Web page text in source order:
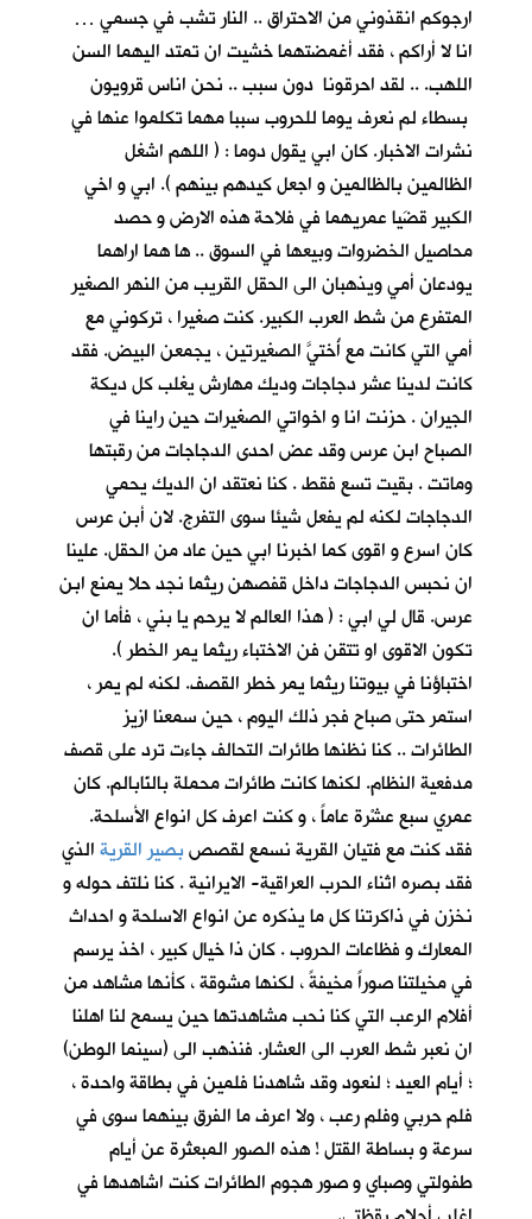
ارجوكم انقذوني من الاحتراق .. النار تشب في جسمي …
انا لا أراكم ، فقد أغمضتهما خشيت ان تمتد اليهما السن
اللهب. .. لقد احرقونا دون سبب .. نحن اناس قرويون
بسطاء لم نعرف يوما للحروب سببا مهما تكلموا عنها في
نشرات الاخبار. كان ابي يقول دوما : ( اللهم اشغل
الظالمين بالظالمين و اجعل كيدهم بينهم ). ابي و اخي
الكبير قضَيا عمريهما في فلاحة هذه الارض و حصد
محاصيل الخضروات وبيعها في السوق .. ها هما اراهما
يودعان أمي ويذهبان الى الحقل القريب من النهر الصغير
المتفرع من شط العرب الكبير. كنت صغيرا ، تركوني مع
أمي التي كانت مع أُختيَّ الصغيرتين ، يجمعن البيض. فقد
كانت لدينا عشر دجاجات وديك مهارش يغلب كل ديكة
الجيران . حزنت انا و اخواتي الصغيرات حين راينا في
الصباح ابن عرس وقد عض احدى الدجاجات من رقبتها
وماتت . بقيت تسع فقط . كنا نعتقد ان الديك يحمي
الدجاجات لكنه لم يفعل شيئا سوى التفرج. لان أبن عرس
كان اسرع و اقوى كما اخبرنا ابي حين عاد من الحقل. علينا
ان نحبس الدجاجات داخل قفصهن ريثما نجد حلا يمنع ابن
عرس. قال لي ابي : ( هذا العالم لا يرحم يا بني ، فأما ان
تكون الاقوى او تتقن فن الاختباء ريثما يمر الخطر ).
اختباؤنا في بيوتنا ريثما يمر خطر القصف. لكنه لم يمر ،
استمر حتى صباح فجر ذلك اليوم ، حين سمعنا ازيز
الطائرات .. كنا نظنها طائرات التحالف جاءت ترد على قصف
مدفعية النظام. لكنها كانت طائرات محملة بالنّابالم. كان
عمري سبع عشْرة عاماً ، و كنت اعرف كل انواع الأسلحة.
فقد كنت مع فتيان القرية نسمع لقصصبصير القريةالذي
فقد بصره اثناء الحرب العراقية- الايرانية . كنا نلتف حوله و
نخزن في ذاكرتنا كل ما يذكره عن انواع الاسلحة و احداث
المعارك و فظاعات الحروب . كان ذا خيال كبير ، اخذ يرسم
في مخيلتنا صوراً مخيفةً ، لكنها مشوقة ، كأنها مشاهد من
أفلام الرعب التي كنا نحب مشاهدتها حين يسمح لنا اهلنا
ان نعبر شط العرب الى العشار. فنذهب الى (سينما الوطن)
؛ أيام العيد ؛ لنعود وقد شاهدنا فلمين في بطاقة واحدة ،
فلم حربي وفلم رعب ، ولا اعرف ما الفرق بينهما سوى في
سرعة و بساطة القتل ! هذه الصور المبعثرة عن أيام
طفولتي وصباي و صور هجوم الطائرات كنت اشاهدها في